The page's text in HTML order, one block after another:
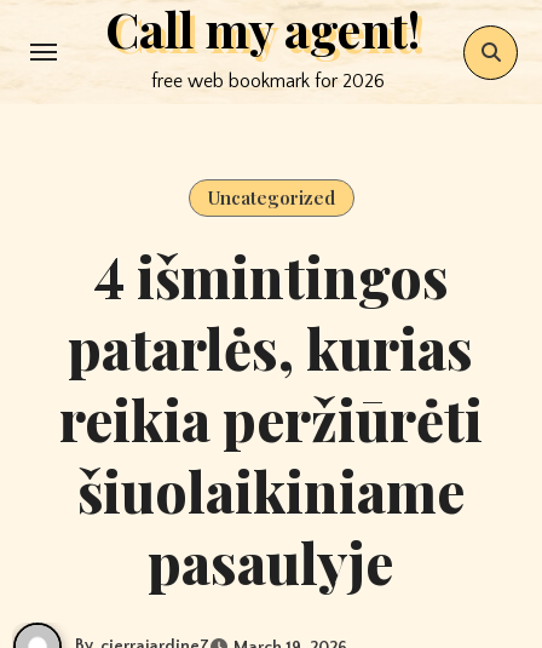
to
Call my agent!
free web bookmark for 2026
Uncategorized
4 išmintingos
patarlės, kurias
reikia peržiūrėti
šiuolaikiniame
pasaulyje